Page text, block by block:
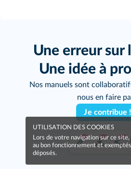
Une erreur sur
Une idée à
Nos manuels sont
nous en faire
Je contribue !
UTILISATION DES COOKIES
Lors de votre navigation sur ce site,
au bon fonctionnement et
déposés.